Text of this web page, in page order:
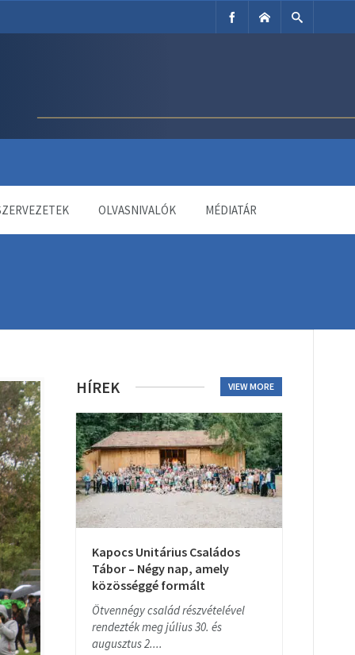
OLVASNIVALÓK MÉDIATÁR
HÍREK VIEW MORE
Kapocs Unitárius Családos
Tábor – Négy nap, amely
közösséggé formált
Ötvennégy család részvételével
rendezték meg július 30. és
augusztus 2....